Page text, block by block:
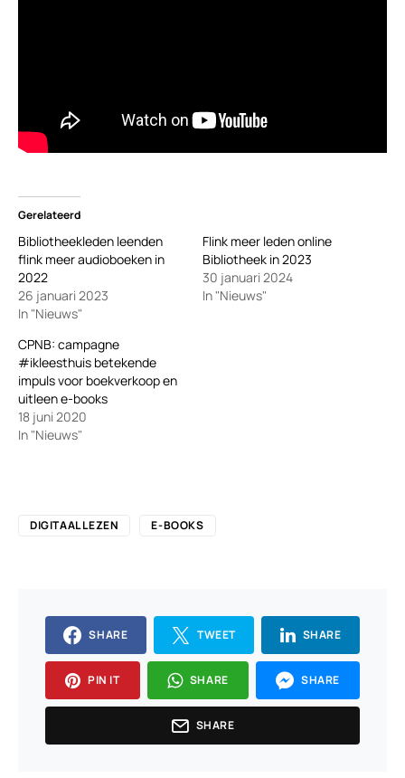
Gerelateerd
Bibliotheekleden leenden
flink meer audioboeken in
2022
26 januari 2023
In "Nieuws"
Flink meer leden online
Bibliotheek in 2023
30 januari 2024
In "Nieuws"
CPNB: campagne
#ikleesthuis betekende
impuls voor boekverkoop en
uitleen e-books
18 juni 2020
In "Nieuws"
DIGITAAL LEZEN E-BOOKS
SHARE TWEET SHARE
PIN IT SHARE SHARE
SHARE